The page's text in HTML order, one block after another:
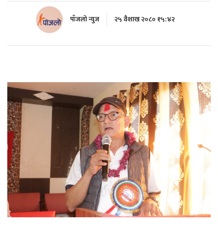
पाँजलो न्युज २५ वैशाख २०८० १५:४२